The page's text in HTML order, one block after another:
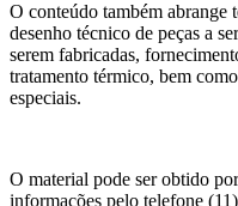
O conteúdo também abrange
desenho técnico de peças a
serem fabricadas,
tratamento térmico, bem como
especiais.
O material pode ser obtido
informações pelo telefone